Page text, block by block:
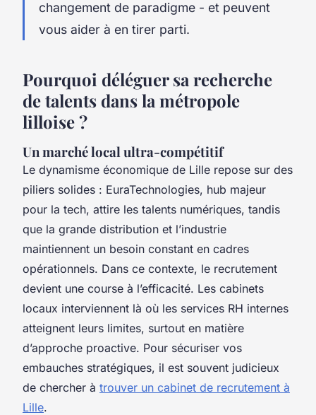
changement de paradigme - et peuvent
vous aider à en tirer parti.
Pourquoi déléguer sa recherche
de talents dans la métropole
lilloise ?
Un marché local ultra-compétitif
Le dynamisme économique de Lille repose sur des
piliers solides : EuraTechnologies, hub majeur
pour la tech, attire les talents numériques, tandis
que la grande distribution et l’industrie
maintiennent un besoin constant en cadres
opérationnels. Dans ce contexte, le recrutement
devient une course à l’efficacité. Les cabinets
locaux interviennent là où les services RH internes
atteignent leurs limites, surtout en matière
d’approche proactive. Pour sécuriser vos
embauches stratégiques, il est souvent judicieux
de chercher à trouver un cabinet de recrutement à
Lille.